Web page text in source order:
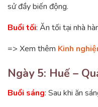
sử đầy biến động.
Buổi tối: Ăn tối tại nhà
=> Xem thêm Kinh
Ngày 5: Huế –
Buổi sáng: Sau khi ăn